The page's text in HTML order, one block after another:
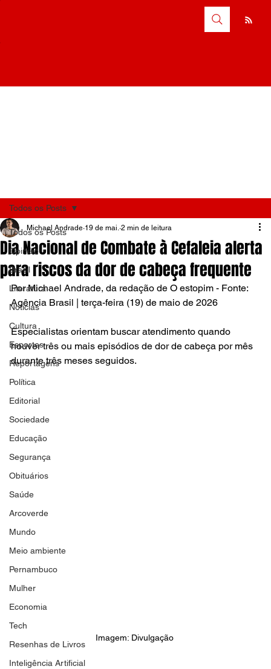
Todos os Posts
Opinião
Brasil
Literatura
Notícias
Cultura
Esportes
Reportagens
Política
Editorial
Sociedade
Educação
Segurança
Obituários
Saúde
Arcoverde
Mundo
Meio ambiente
Pernambuco
Mulher
Economia
Tech
Resenhas de Livros
Inteligência Artificial
Todos os Posts
Dia Nacional de Combate à Cefaleia alerta
para riscos da dor de cabeça frequente
Michael Andrade 19 de mai. 2 min de leitura
Por Michael Andrade, da redação de O estopim - Fonte:
Agência Brasil | terça-feira (19) de maio de 2026
Especialistas orientam buscar atendimento quando
houver três ou mais episódios de dor de cabeça por mês
durante três meses seguidos.
Imagem: Divulgação